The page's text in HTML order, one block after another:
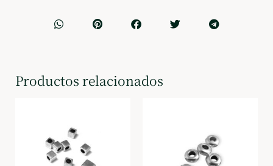
Productos relacionados